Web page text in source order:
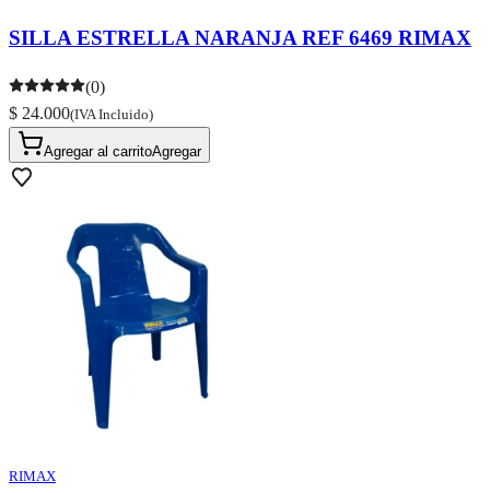
SILLA ESTRELLA NARANJA REF 6469 RIMAX
(0)
$ 24.000(IVA Incluido)
Agregar al carritoAgregar
RIMAX